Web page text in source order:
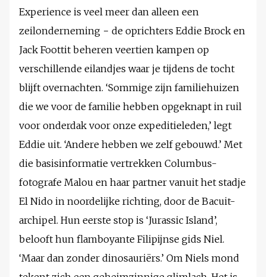
Experience is veel meer dan alleen een
zeilonderneming − de oprichters Eddie Brock en
Jack Foottit beheren veertien kampen op
verschillende eilandjes waar je tijdens de tocht
blijft overnachten. ‘Sommige zijn familiehuizen
die we voor de familie hebben opgeknapt in ruil
voor onderdak voor onze expeditieleden,’ legt
Eddie uit. ‘Andere hebben we zelf gebouwd.’ Met
die basisinformatie vertrekken Columbus-
fotografe Malou en haar partner vanuit het stadje
El Nido in noordelijke richting, door de Bacuit-
archipel. Hun eerste stop is ‘Jurassic Island’,
belooft hun flamboyante Filipijnse gids Niel.
‘Maar dan zonder dinosauriërs.’ Om Niels mond